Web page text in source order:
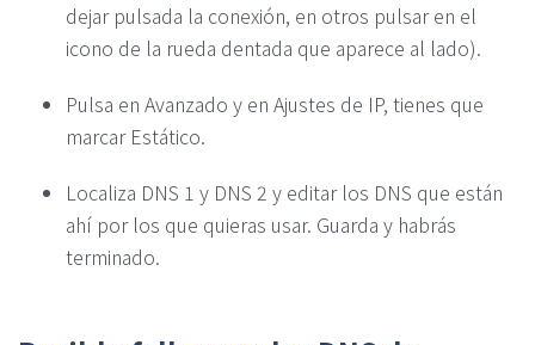
dejar pulsada la conexión, en otros pulsar en el
icono de la rueda dentada que aparece al lado).
Pulsa en Avanzado y en Ajustes de IP, tienes que
marcar Estático.
Localiza DNS 1 y DNS 2 y editar los DNS que están
ahí por los que quieras usar. Guarda y habrás
terminado.